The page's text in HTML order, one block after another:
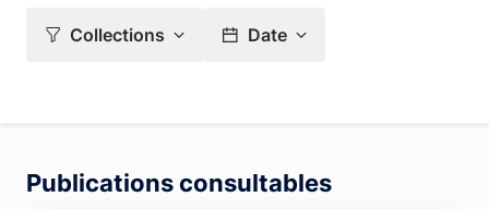
Collections Date
Publications consultables